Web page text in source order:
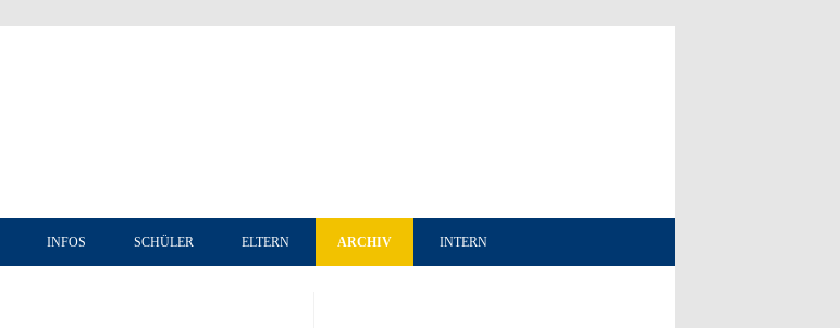
INFOS SCHÜLER ELTERN ARCHIV INTERN